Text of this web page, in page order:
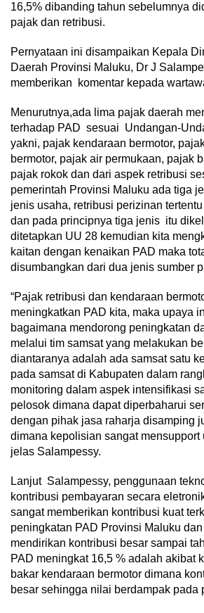
16,5% dibanding tahun sebelumnya
pajak dan retribusi.
Pernyataan ini disampaikan Kepala
Daerah Provinsi Maluku, Dr J
memberikan komentar kepada
Menurutnya,ada lima pajak daerah
terhadap PAD sesuai Undangan-
yakni, pajak kendaraan bermotor,
bermotor, pajak air permukaan, pajak
pajak rokok dan dari aspek retribusi
pemerintah Provinsi Maluku ada tiga
jenis usaha, retribusi perizinan
dan pada principnya tiga jenis itu
ditetapkan UU 28 kemudian kita
kaitan dengan kenaikan PAD maka
disumbangkan dari dua jenis sumber
“Pajak retribusi dan kendaraan
meningkatkan PAD kita, maka upaya
bagaimana mendorong peningkatan
melalui tim samsat yang melakukan
diantaranya adalah ada samsat satu
pada samsat di Kabupaten dalam
monitoring dalam aspek intensifikasi
pelosok dimana dapat diperbaharui
dengan pihak jasa raharja disamping
dimana kepolisian sangat mensupport
jelas Salampessy.
Lanjut Salampessy, penggunaan
kontribusi pembayaran secara
sangat memberikan kontribusi kuat
peningkatan PAD Provinsi Maluku
mendirikan kontribusi besar sampai
PAD meningkat 16,5 % adalah akibat
bakar kendaraan bermotor dimana
besar sehingga nilai berdampak pada